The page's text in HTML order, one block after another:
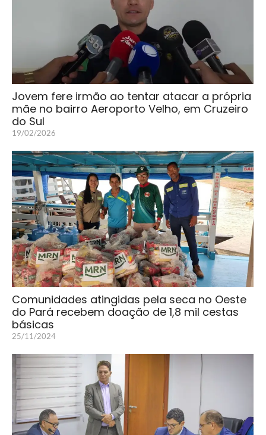
Jovem fere irmão ao tentar atacar a própria
mãe no bairro Aeroporto Velho, em Cruzeiro
do Sul
19/02/2026
Comunidades atingidas pela seca no Oeste
do Pará recebem doação de 1,8 mil cestas
básicas
25/11/2024